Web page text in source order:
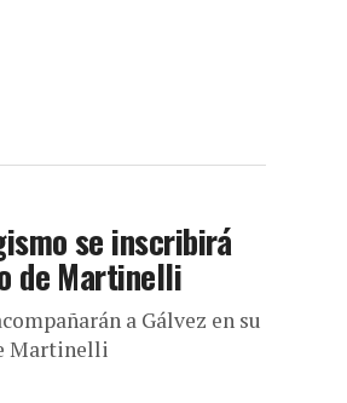
se inscribirá
de Martinelli
a Gálvez en su
Martinelli